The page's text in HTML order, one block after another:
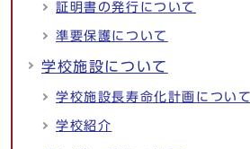
証明書の発行について
準要保護について
学校施設について
学校施設長寿命化計画について
学校紹介